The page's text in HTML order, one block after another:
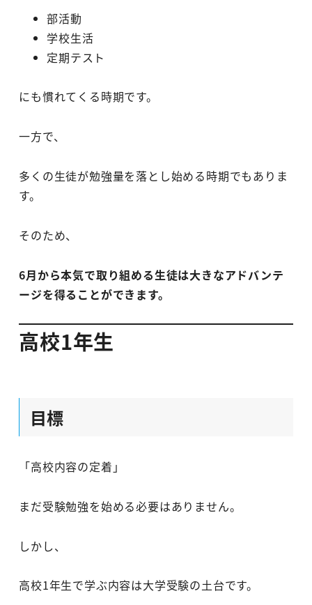
部活動
学校生活
定期テスト
にも慣れてくる時期です。
一方で、
多くの生徒が勉強量を落とし始める時期でもありま
す。
そのため、
6月から本気で取り組める生徒は大きなアドバンテ
ージを得ることができます。
高校1年生
目標
「高校内容の定着」
まだ受験勉強を始める必要はありません。
しかし、
高校1年生で学ぶ内容は大学受験の土台です。